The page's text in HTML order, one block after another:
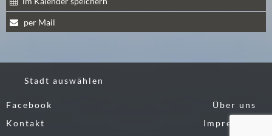
)
P
M
B
per Mail
Stadt auswählen
Facebook
Über uns
Kontakt
Impressum